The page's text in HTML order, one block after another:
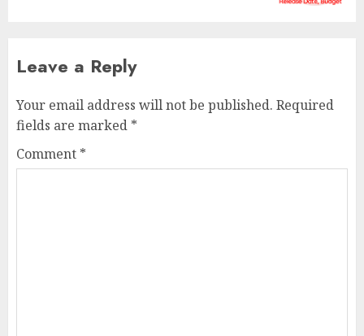
Leave a Reply
Your email address will not be published. Required
fields are marked *
Comment *